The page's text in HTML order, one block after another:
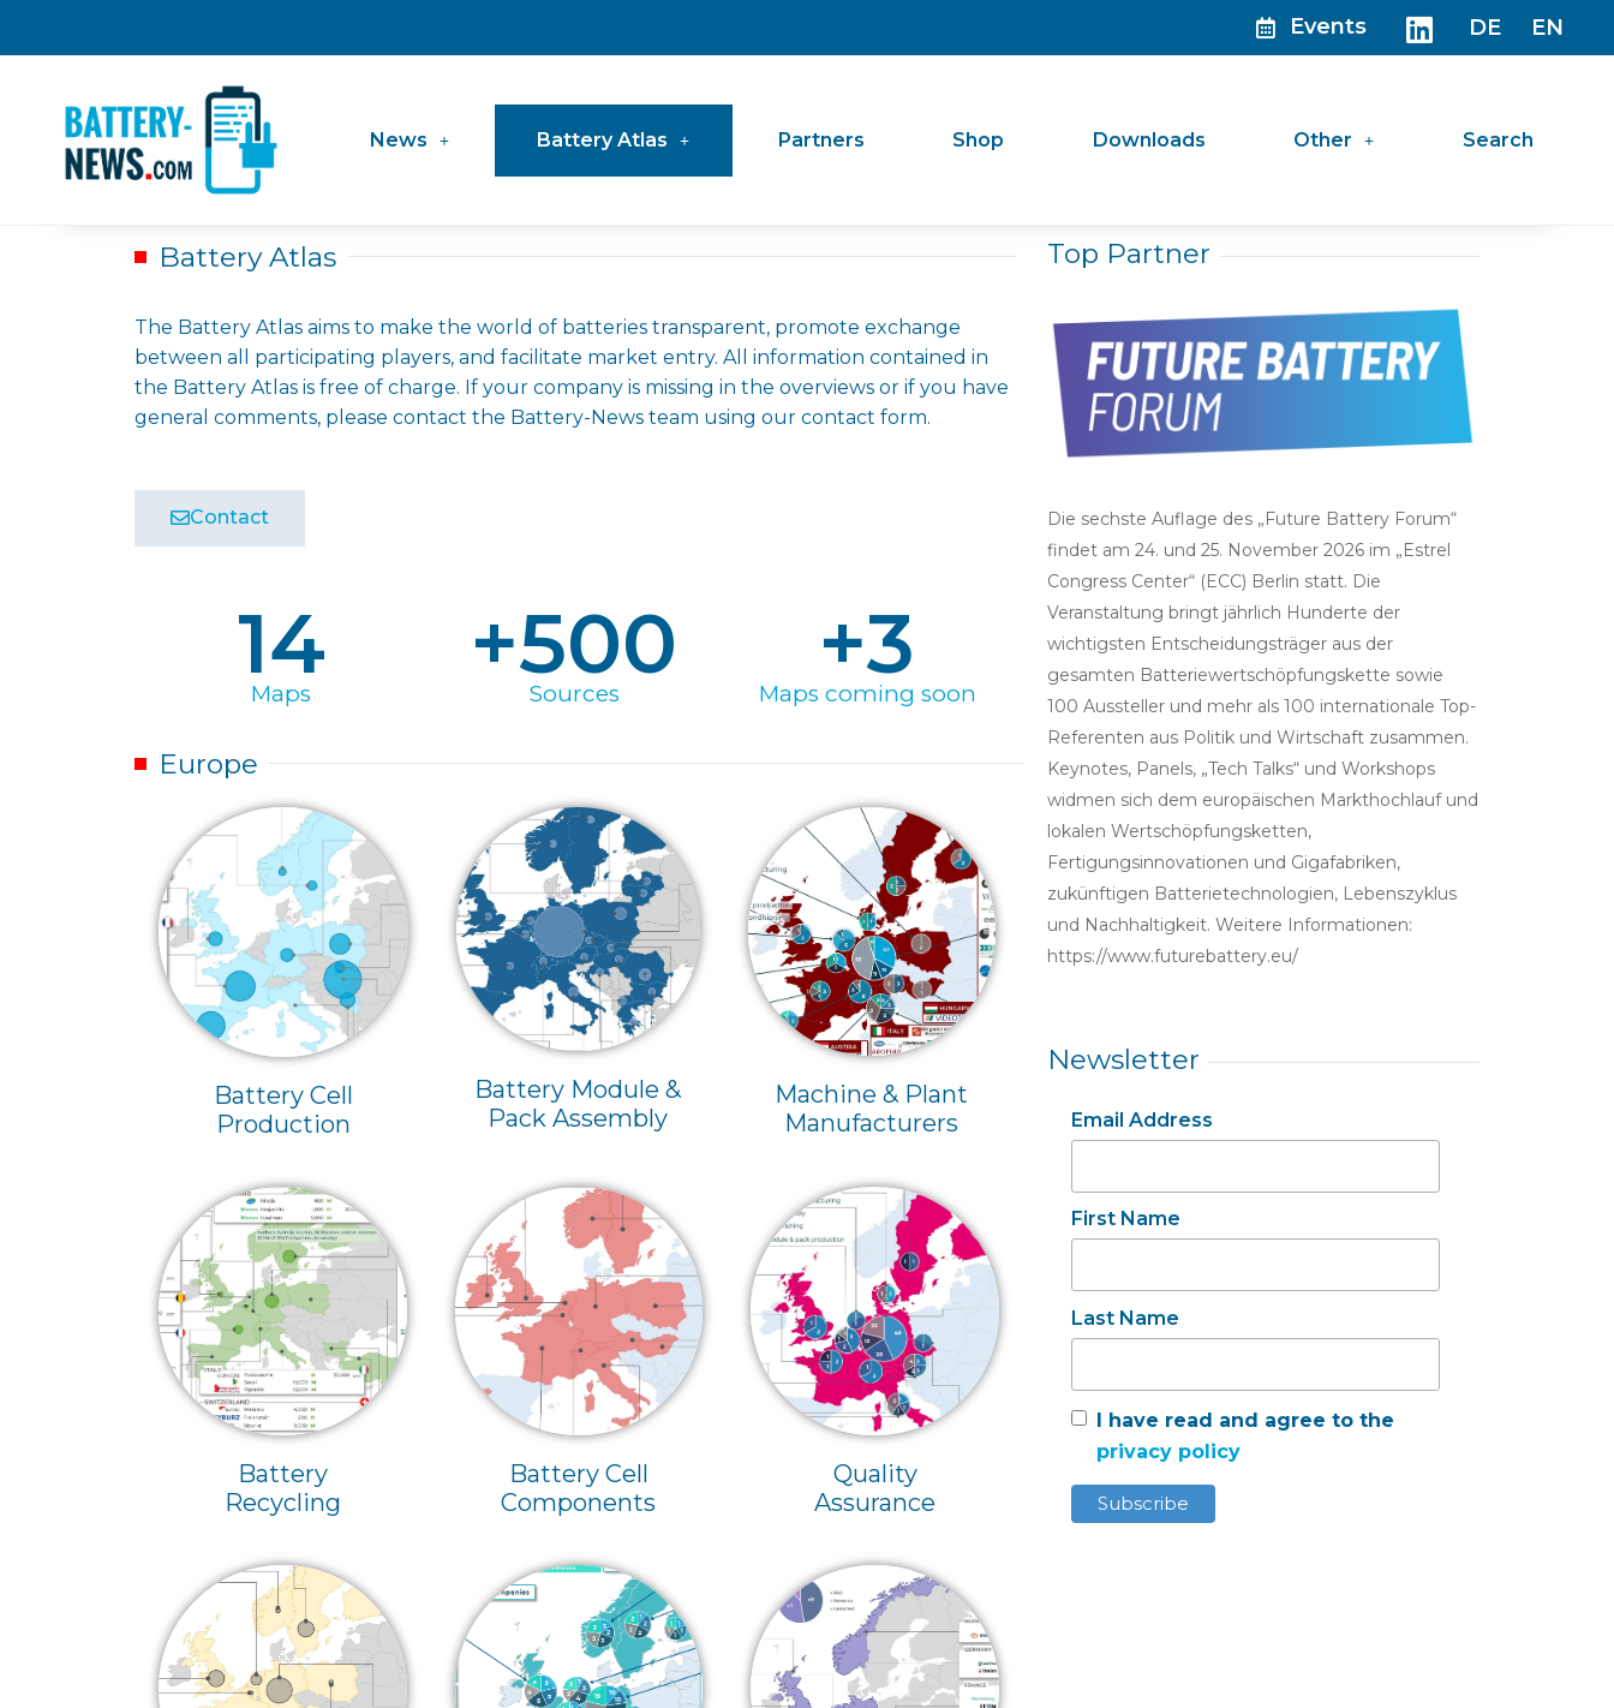
Events DE EN
News Battery Atlas Partners Shop Downloads Other Search
Battery Atlas
The Battery Atlas aims to make the world of batteries transparent, promote exchange
between all participating players, and facilitate market entry. All information contained in
the Battery Atlas is free of charge. If your company is missing in the overviews or if you have
general comments, please contact the Battery-News team using our contact form.
Contact
Maps
14
Sources
+500
Maps coming soon
+3
Europe
Battery Cell
Production
Battery Module &
Pack Assembly
Machine & Plant
Manufacturers
Battery
Recycling
Battery Cell
Components
Quality
Assurance
Top Partner
Die sechste Auflage des „Future Battery Forum“
findet am 24. und 25. November 2026 im „Estrel
Congress Center“ (ECC) Berlin statt. Die
Veranstaltung bringt jährlich Hunderte der
wichtigsten Entscheidungsträger aus der
gesamten Batteriewertschöpfungskette sowie
100 Aussteller und mehr als 100 internationale Top-
Referenten aus Politik und Wirtschaft zusammen.
Keynotes, Panels, „Tech Talks“ und Workshops
widmen sich dem europäischen Markthochlauf und
lokalen Wertschöpfungsketten,
Fertigungsinnovationen und Gigafabriken,
zukünftigen Batterietechnologien, Lebenszyklus
und Nachhaltigkeit. Weitere Informationen:
https://www.futurebattery.eu/
Newsletter
Email Address
First Name
Last Name
I have read and agree to the
privacy policy